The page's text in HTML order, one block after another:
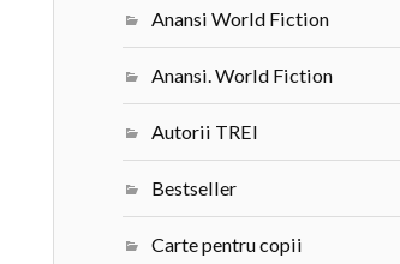
Anansi World Fiction
Anansi. World Fiction
Autorii TREI
Bestseller
Carte pentru copii